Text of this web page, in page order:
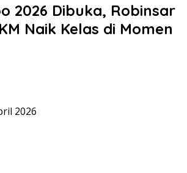
2026 Dibuka, Robinsar
Naik Kelas di Momen
2026